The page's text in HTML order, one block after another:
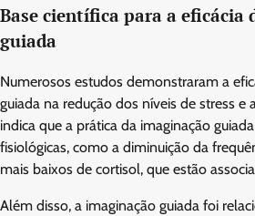
Base científica para a eficácia
guiada
Numerosos estudos demonstraram a
guiada na redução dos níveis de stress e
indica que a prática da imaginação
fisiológicas, como a diminuição da
mais baixos de cortisol, que estão
Além disso, a imaginação guiada foi